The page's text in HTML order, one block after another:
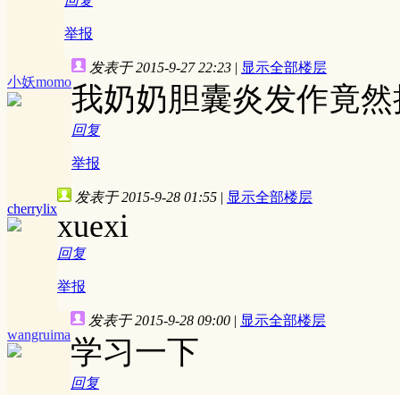
举报
小妖momo
发表于 2015-9-27 22:23 | 显示全部楼层
我奶奶胆囊炎发作竟
回复
举报
cherrylix
发表于 2015-9-28 01:55 | 显示全部楼层
xuexi
回复
举报
wangruima
发表于 2015-9-28 09:00 | 显示全部楼层
学习一下
回复